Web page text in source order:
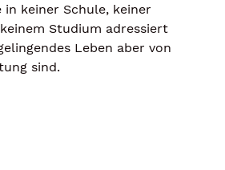
in keiner Schule, keiner
Studium adressiert
Leben aber von
sind.